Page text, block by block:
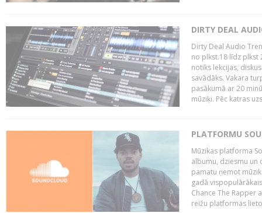
DIRTY DEAL
Dirty Deal Audio
no plkst.18 līdz plkst
notiks lekcijas,
savādāks. Vakara
pasākumā ar 20
mūziķi. Pēc katras
PLATFORMU
Mūzikas platforma
albumu, dziesmu un
pamatu ņemot
gadā
Chance The Rapper
reižu platformas